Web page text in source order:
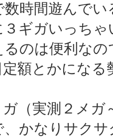
数時間遊んで
３ギガいっちゃ
るのは便利な
定額とかになる
（実測２メガ
、かなりサクサ